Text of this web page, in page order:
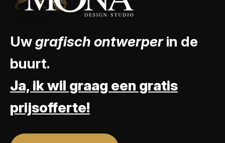
Uwgrafisch ontwerperin de
buurt.
Ja, ik wil graag een gratis
prijsofferte!